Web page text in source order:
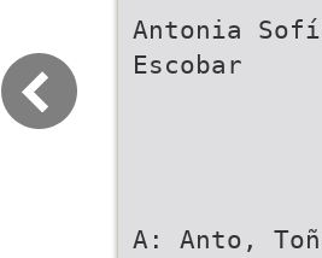
Antonia
Escobar
A: Anto,